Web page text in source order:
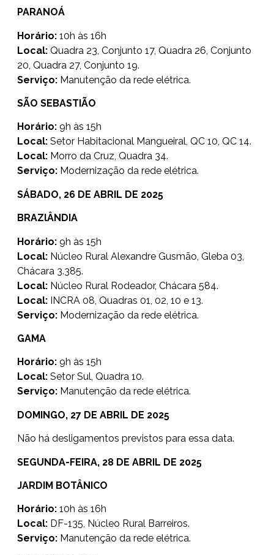
PARANOÁ
Horário: 10h às 16h
Local: Quadra 23, Conjunto 17, Quadra 26, Conjunto
20, Quadra 27, Conjunto 19.
Serviço: Manutenção da rede elétrica.
SÃO SEBASTIÃO
Horário: 9h às 15h
Local: Setor Habitacional Mangueiral, QC 10, QC 14.
Local: Morro da Cruz, Quadra 34.
Serviço: Modernização da rede elétrica.
SÁBADO, 26 DE ABRIL DE 2025
BRAZlÂNDIA
Horário: 9h às 15h
Local: Núcleo Rural Alexandre Gusmão, Gleba 03,
Chácara 3.385.
Local: Núcleo Rural Rodeador, Chácara 584.
Local: INCRA 08, Quadras 01, 02, 10 e 13.
Serviço: Modernização da rede elétrica.
GAMA
Horário: 9h às 15h
Local: Setor Sul, Quadra 10.
Serviço: Manutenção da rede elétrica.
DOMINGO, 27 DE ABRIL DE 2025
Não há desligamentos previstos para essa data.
SEGUNDA-FEIRA, 28 DE ABRIL DE 2025
JARDIM BOTÂNICO
Horário: 10h às 16h
Local: DF-135, Núcleo Rural Barreiros.
Serviço: Manutenção da rede elétrica.